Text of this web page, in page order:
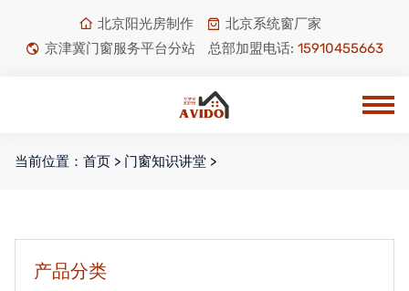
北京阳光房制作
北京系统窗厂家
京津冀门窗服务平台分站
总部加盟电话: 15910455663
当前位置： 首页 > 门窗知识讲堂 >
产品分类